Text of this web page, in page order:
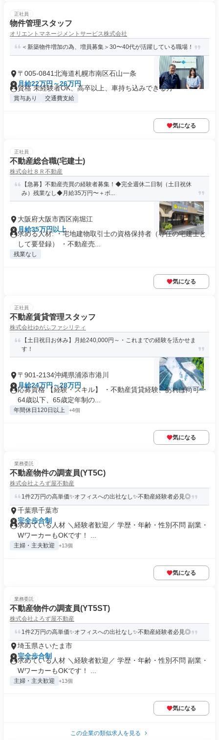
正社員
物件管理スタッフ
オリエントマネージメントサービス株式会社
＜新築物件増加の為、増員募集＞30〜40代が活躍している職場！
〒005-0841北海道札幌市南区石山一条
月給22万円～26万円
資格 未経験者OK、高卒以上、車持ち込みできる方
賞与あり 交通費支給
気になる
正社員
不動産総合職(宅建士)
株式会社８Ｒ不動産
【急募】不動産売買の経験者募集！◆完全週休二日制（土日祝休
み）残業なし◆月給35万円〜＋ボ...
大阪府大阪市西区南堀江
月給35万円以上
求める人材: ・宅地建物取引士の資格保持者（専任の宅建士と
して要登録） ・不動産売...
残業なし
気になる
正社員
不動産賃貸管理スタッフ
株式会社ゆがふファシリティ
【土日祝日お休み】月給240,000円～・これまでの経験を活かせま
す！
〒901-2134沖縄県浦添市港川
月給24万円～28万円
応募資格 【経験・スキル】 ・不動産賃貸経験、あれば尚可 ・
64歳以下、65歳定年制の...
年間休日120日以上 +4個
気になる
業務委託
不動産物件の調査員(YT5C)
株式会社よろず屋不動産
1件2万円の高単価✨オフィスへの出社なし✨不動産経験者必見◎
千葉県千葉市
完全歩合制
求めている人材 ＼経験者歓迎／ 学歴・年齢・性別不問 副業・
WワーカーもOKです！ ...
主婦・主夫歓迎 +13個
気になる
業務委託
不動産物件の調査員(YT5ST)
株式会社よろず屋不動産
1件2万円の高単価✨オフィスへの出社なし✨不動産経験者必見◎
埼玉県さいたま市
完全歩合制
求めている人材 ＼経験者歓迎／ 学歴・年齢・性別不問 副業・
WワーカーもOKです！ ...
主婦・主夫歓迎 +13個
気になる
この企業の類似求人を見る